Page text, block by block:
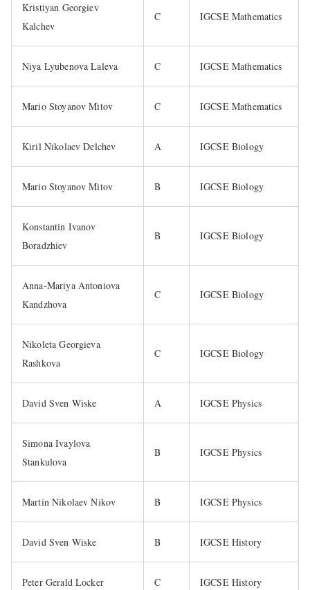
Kristiyan Georgiev
Kalchev
C IGCSE Mathematics
Niya Lyubenova Laleva C IGCSE Mathematics
Mario Stoyanov Mitov C IGCSE Mathematics
Kiril Nikolaev Delchev A IGCSE Biology
Mario Stoyanov Mitov B IGCSE Biology
Konstantin Ivanov
Boradzhiev
B IGCSE Biology
Anna-Mariya Antoniova
Kandzhova
C IGCSE Biology
Nikoleta Georgieva
Rashkova
C IGCSE Biology
David Sven Wiske A IGCSE Physics
Simona Ivaylova
Stankulova
B IGCSE Physics
Martin Nikolaev Nikov B IGCSE Physics
David Sven Wiske B IGCSE History
Peter Gerald Locker C IGCSE History